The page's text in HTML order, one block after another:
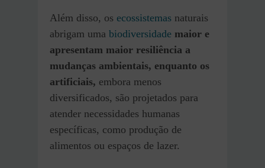
Além disso, os ecossistemas naturais
abrigam uma biodiversidade maior e
apresentam maior resiliência a
mudanças ambientais, enquanto os
artificiais, embora menos
diversificados, são projetados para
atender necessidades humanas
específicas, como produção de
alimentos ou espaços de lazer.